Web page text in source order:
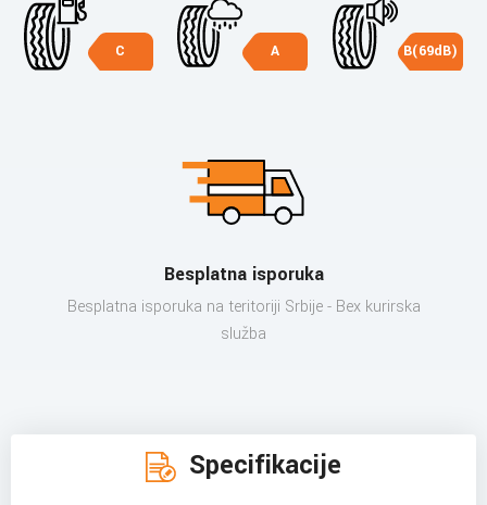
C A B(69dB)
Besplatna isporuka
Besplatna isporuka na teritoriji Srbije - Bex kurirska
služba
Specifikacije